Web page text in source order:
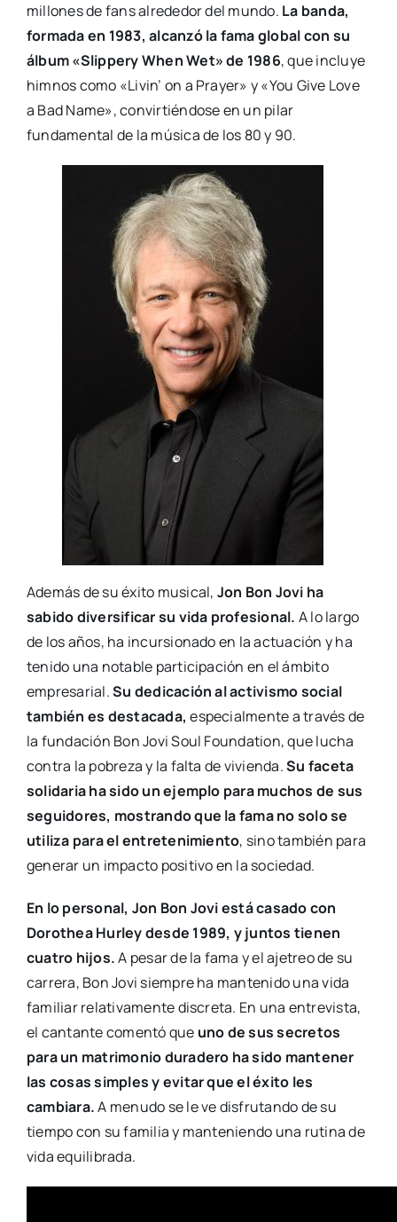
millones de fans alrededor del mundo. La banda,
formada en 1983, alcanzó la fama global con su
álbum «Slippery When Wet» de 1986, que incluye
himnos como «Livin’ on a Prayer» y «You Give Love
a Bad Name», convirtiéndose en un pilar
fundamental de la música de los 80 y 90.
Además de su éxito musical, Jon Bon Jovi ha
sabido diversificar su vida profesional. A lo largo
de los años, ha incursionado en la actuación y ha
tenido una notable participación en el ámbito
empresarial.Su dedicación al activismo social
también es destacada, especialmente a través de
la fundación Bon Jovi Soul Foundation, que lucha
contra la pobreza y la falta de vivienda.Su faceta
solidaria ha sido un ejemplo para muchos de sus
seguidores, mostrando que la fama no solo se
utiliza para el entretenimiento, sino también para
generar un impacto positivo en la sociedad.
En lo personal, Jon Bon Jovi está casado con
Dorothea Hurley desde 1989, y juntos tienen
cuatro hijos.A pesar de la fama y el ajetreo de su
carrera, Bon Jovi siempre ha mantenido una vida
familiar relativamente discreta. En una entrevista,
el cantante comentó que uno de sus secretos
para un matrimonio duradero ha sido mantener
las cosas simples y evitar que el éxito les
cambiara.A menudo se le ve disfrutando de su
tiempo con su familia y manteniendo una rutina de
vida equilibrada.